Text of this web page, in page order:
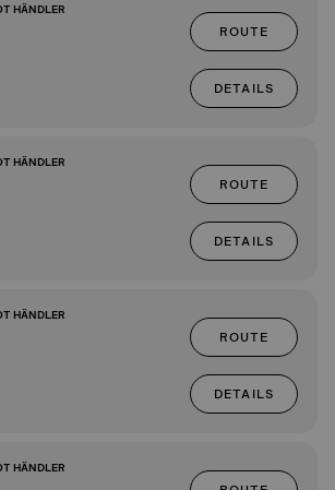
HÄNDLER
ROUTE
DETAILS
HÄNDLER
ROUTE
DETAILS
HÄNDLER
ROUTE
DETAILS
HÄNDLER